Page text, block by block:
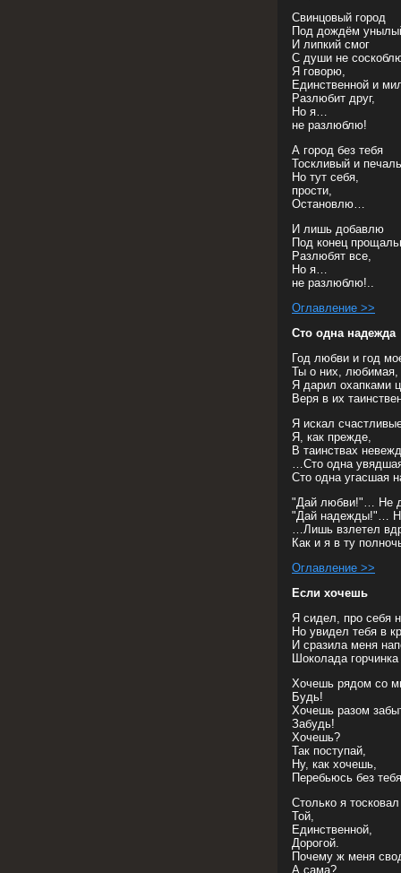
Свинцовый город
Под дождём
И липкий смог
С души не
Я говорю,
Единственной и
Разлюбит друг,
Но я…
не разлюблю!
А город без тебя
Тоскливый и
Но тут себя,
прости,
Остановлю…
И лишь добавлю
Под конец
Разлюбят все,
Но я…
не разлюблю!..
Оглавление >>
Сто одна надежда
Год любви и год
Ты о них,
Я дарил охапками
Веря в их
Я искал
Я, как прежде,
В таинствах
…Сто одна
Сто одна угасшая
"Дай любви!"… Не
"Дай надежды!"…
…Лишь взлетел
Как и я в ту
Оглавление >>
Если хочешь
Я сидел, про себя
Но увидел тебя в
И сразила меня
Шоколада горчинка
Хочешь рядом со
Будь!
Хочешь разом
Забудь!
Хочешь?
Так поступай,
Ну, как хочешь,
Перебьюсь без
Столько я
Той,
Единственной,
Дорогой.
Почему ж меня
А сама?..